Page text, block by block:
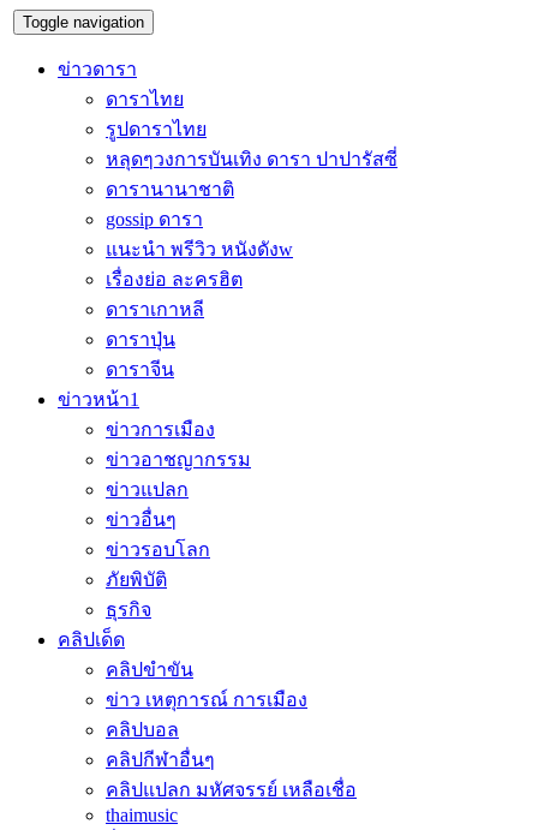
Toggle navigation
ข่าวดารา
ดาราไทย
รูปดาราไทย
หลุดๆวงการบันเทิง ดารา ปาปารัสซี่
ดารานานาชาติ
gossip ดารา
แนะนำ พรีวิว หนังดังw
เรื่องย่อ ละครฮิต
ดาราเกาหลี
ดาราปุ่น
ดาราจีน
ข่าวหน้า1
ข่าวการเมือง
ข่าวอาชญากรรม
ข่าวแปลก
ข่าวอื่นๆ
ข่าวรอบโลก
ภัยพิบัติ
ธุรกิจ
คลิปเด็ด
คลิปขำขัน
ข่าว เหตุการณ์ การเมือง
คลิปบอล
คลิปกีฬาอื่นๆ
คลิปแปลก มหัศจรรย์ เหลือเชื่อ
thaimusic